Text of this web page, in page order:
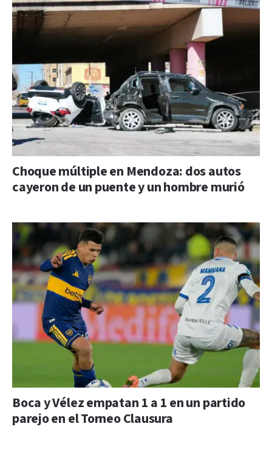
Choque múltiple en Mendoza: dos autos
cayeron de un puente y un hombre murió
Boca y Vélez empatan 1 a 1 en un partido
parejo en el Torneo Clausura